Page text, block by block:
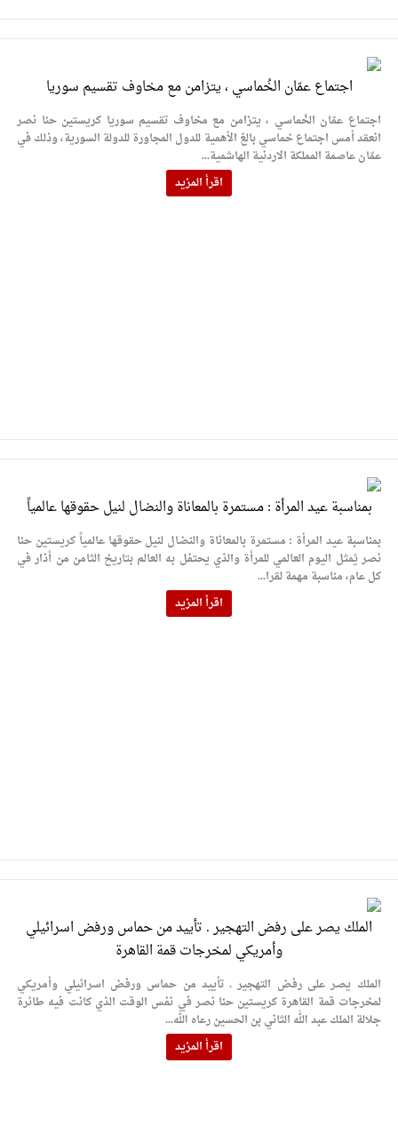
اجتماع عمّان الخُماسي ، يتزامن مع مخاوف تقسيم سوريا
اجتماع عمّان الخُماسي ، يتزامن مع مخاوف تقسيم سوريا كريستين حنا نصر
انعقد أمس اجتماع خماسي بالغ الأهمية للدول المجاورة للدولة السورية، وذلك في
عمّان عاصمة المملكة الاردنية الهاشمية...
اقرأ المزيد
بمناسبة عيد المرأة : مستمرة بالمعاناة والنضال لنيل حقوقها عالمياً
بمناسبة عيد المرأة : مستمرة بالمعاناة والنضال لنيل حقوقها عالمياً كريستين حنا
نصر يُمثل اليوم العالمي للمرأة والذي يحتفل به العالم بتاريخ الثامن من أذار في
كل عام، مناسبة مهمة لقرا...
اقرأ المزيد
الملك يصر على رفض التهجير . تأييد من حماس ورفض اسرائيلي
وأمريكي لمخرجات قمة القاهرة
الملك يصر على رفض التهجير . تأييد من حماس ورفض اسرائيلي وأمريكي
لمخرجات قمة القاهرة كريستين حنا نصر في نفس الوقت الذي كانت فيه طائرة
جلالة الملك عبد الله الثاني بن الحسين رعاه الله...
اقرأ المزيد